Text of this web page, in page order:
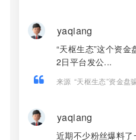
yaqiang
“天枢生态”这个资金
2日平台发公...
来源 “天枢生态”资金盘
yaqiang
近期不少粉丝爆料